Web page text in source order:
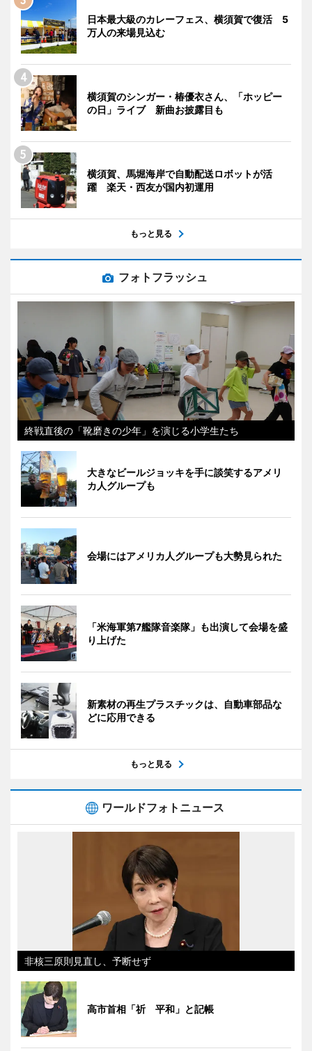
日本最大級のカレーフェス、横須賀で復活 5
万人の来場見込む
横須賀のシンガー・椿優衣さん、「ホッピー
の日」ライブ 新曲お披露目も
横須賀、馬堀海岸で自動配送ロボットが活
躍 楽天・西友が国内初運用
もっと見る
フォトフラッシュ
終戦直後の「靴磨きの少年」を演じる小学生たち
大きなビールジョッキを手に談笑するアメリ
カ人グループも
会場にはアメリカ人グループも大勢見られた
「米海軍第7艦隊音楽隊」も出演して会場を盛
り上げた
新素材の再生プラスチックは、自動車部品な
どに応用できる
もっと見る
ワールドフォトニュース
非核三原則見直し、予断せず
高市首相「祈 平和」と記帳